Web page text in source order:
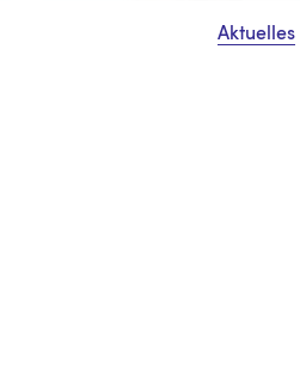
Aktuelles